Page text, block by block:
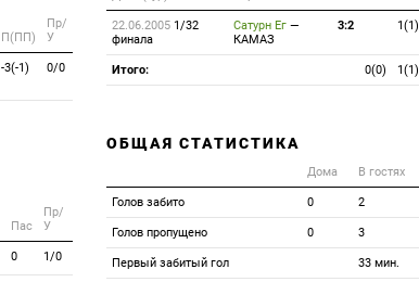
П(ПП)
Пр/
У
-3(-1) 0/0
Пас
Пр/
У
0 1/0
22.06.20051/32
финала
Сатурн Ег —
КАМАЗ
3:2 1(1)
Итого: 0(0) 1(1)
ОБЩАЯ СТАТИСТИКА
Дома В гостях
Голов забито 0 2
Голов пропущено 0 3
Первый забитый гол 33 мин.